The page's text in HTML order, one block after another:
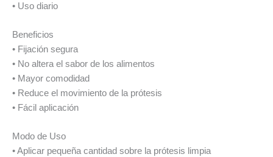
• Uso diario
Beneficios
• Fijación segura
• No altera el sabor de los alimentos
• Mayor comodidad
• Reduce el movimiento de la prótesis
• Fácil aplicación
Modo de Uso
• Aplicar pequeña cantidad sobre la prótesis limpia